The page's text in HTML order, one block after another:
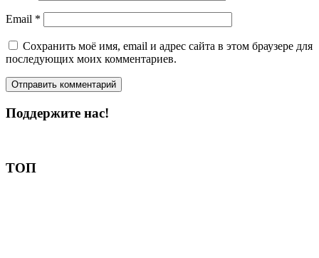
Email *
Сохранить моё имя, email и адрес сайта в этом браузере для
последующих моих комментариев.
Поддержите нас!
ТОП